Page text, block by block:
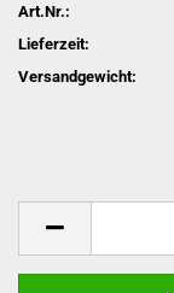
Art.Nr.:
Lieferzeit:
Versandgewicht: